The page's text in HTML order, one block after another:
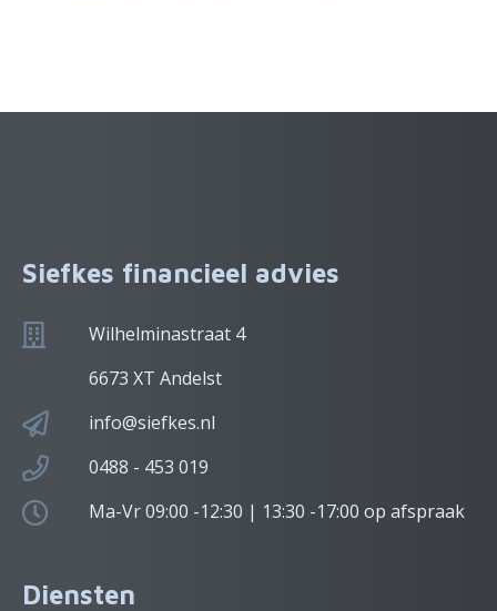
Siefkes financieel advies
Wilhelminastraat 4
6673 XT Andelst
info@siefkes.nl
0488 - 453 019
Ma-Vr 09:00 -12:30 | 13:30 -17:00 op afspraak
Diensten